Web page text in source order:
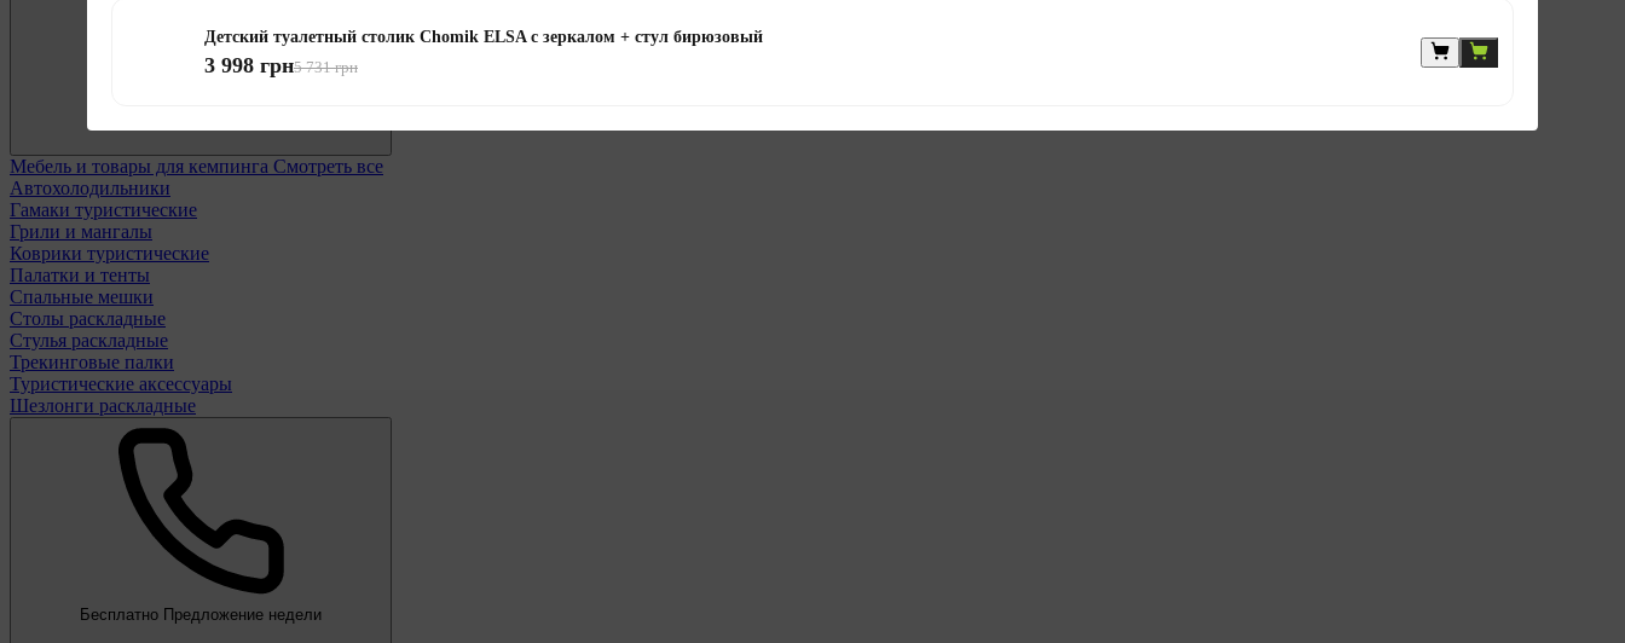
Мебель и товары для кемпинга Смотреть все
Автохолодильники
Гамаки туристические
Грили и мангалы
Коврики туристические
Палатки и тенты
Спальные мешки
Столы раскладные
Стулья раскладные
Трекинговые палки
Туристические аксессуары
Шезлонги раскладные
Бесплатно Предложение недели
Детский туалетный столик Chomik ELSA с зеркалом + стул бирюзовый
3 998 грн5 731 грн